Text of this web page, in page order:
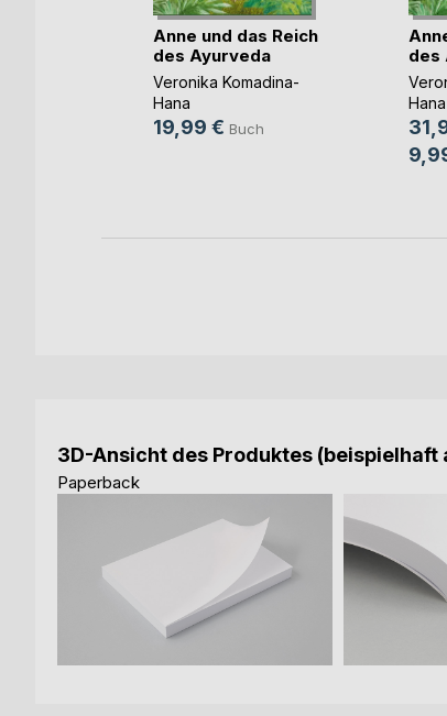
Anne und das Reich
des Ayurveda
Veronika Komadina-
Hana
19,99 € Buch
des
Hana
3D-Ansicht des Produktes
Paperback